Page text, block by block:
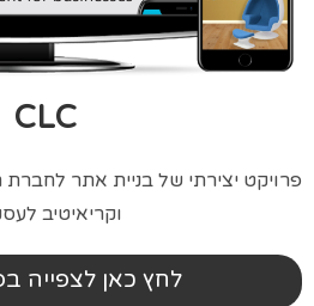
CLC
פרויקט יצירתי של בניית אתר לחברת
וקריאיטיב
לחץ כאן לצפייה